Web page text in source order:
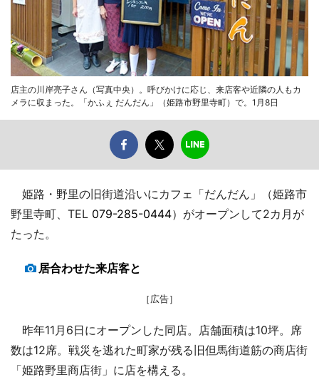
店主の川岸亮子さん（写真中央）。呼びかけに応じ、来店客や近隣の人もカ
メラに収まった。「かふぇ だんだん」（姫路市野里寺町）で。1月8日
姫路・野里の旧街道沿いにカフェ「だんだん」（姫路市
野里寺町、TEL 079-285-0444）がオープンして2カ月が
たった。
居合わせた来店客と
［広告］
昨年11月6日にオープンした同店。店舗面積は10坪。席
数は12席。戦災を逃れた町家が残る旧但馬街道筋の商店街
「姫路野里商店街」に店を構える。